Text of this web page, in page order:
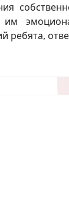
ребята,